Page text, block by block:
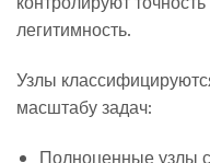
легитимность.
Узлы
масштабу задач:
Полноценные узлы